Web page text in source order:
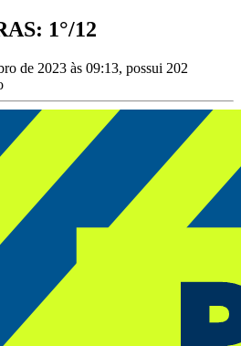
1°/12
de 2023 às 09:13, possui 202